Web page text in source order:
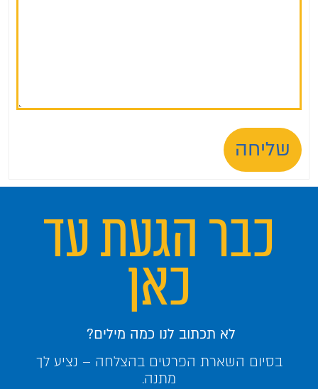
שליחה
כבר הגעת עד
כאן
לא תכתוב לנו כמה מילים?
בסיום השארת הפרטים בהצלחה – נציע לך
מתנה.